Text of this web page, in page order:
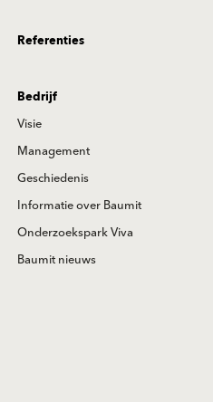
Referenties
Bedrijf
Visie
Management
Geschiedenis
Informatie over Baumit
Onderzoekspark Viva
Baumit nieuws